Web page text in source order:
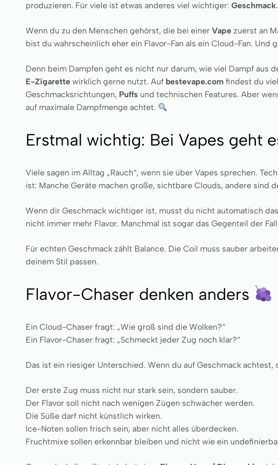
produzieren. Für viele ist etwas anderes viel wichtiger: Geschmack.
Wenn du zu den Menschen gehörst, die bei einer Vape zuerst an
bist du wahrscheinlich eher ein Flavor-Fan als ein Cloud-Fan. Und
Denn beim Dampfen geht es nicht nur darum, wie viel Dampf aus
E-Zigarette wirklich gerne nutzt. Auf bestevape.com findest du
Geschmacksrichtungen, Puffs und technischen Features. Aber
auf maximale Dampfmenge achtet.
Erstmal wichtig: Bei Vapes geht
Viele sagen im Alltag „Rauch“, wenn sie über Vapes sprechen.
ist: Manche Geräte machen große, sichtbare Clouds, andere sind
Wenn dir Geschmack wichtiger ist, musst du nicht automatisch
nicht immer mehr Flavor. Manchmal ist sogar das Gegenteil der
Für echten Geschmack zählt Balance. Die Coil muss sauber
deinem Stil passen.
Flavor-Chaser denken anders
Ein Cloud-Chaser fragt: „Wie groß sind die Wolken?“
Ein Flavor-Chaser fragt: „Schmeckt jeder Zug noch klar?“
Das ist ein riesiger Unterschied. Wenn du auf Geschmack
Der erste Zug muss nicht nur stark sein, sondern sauber.
Der Flavor soll nicht nach wenigen Zügen schwächer werden.
Die Süße darf nicht künstlich wirken.
Ice-Noten sollen frisch sein, aber nicht alles überdecken.
Fruchtmixe sollen erkennbar bleiben und nicht wie ein